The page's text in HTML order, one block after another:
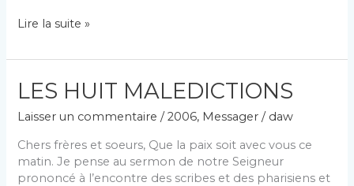
« HEUREUX
DEBONNAIRES » –
Lire la suite »
LES HUIT MALEDICTIONS
Laisser un commentaire /2006, Messager / daw
Chers frères et soeurs, Que la paix soit avec vous ce
matin. Je pense au sermon de notre Seigneur
prononcé à l’encontre des scribes et des pharisiens et